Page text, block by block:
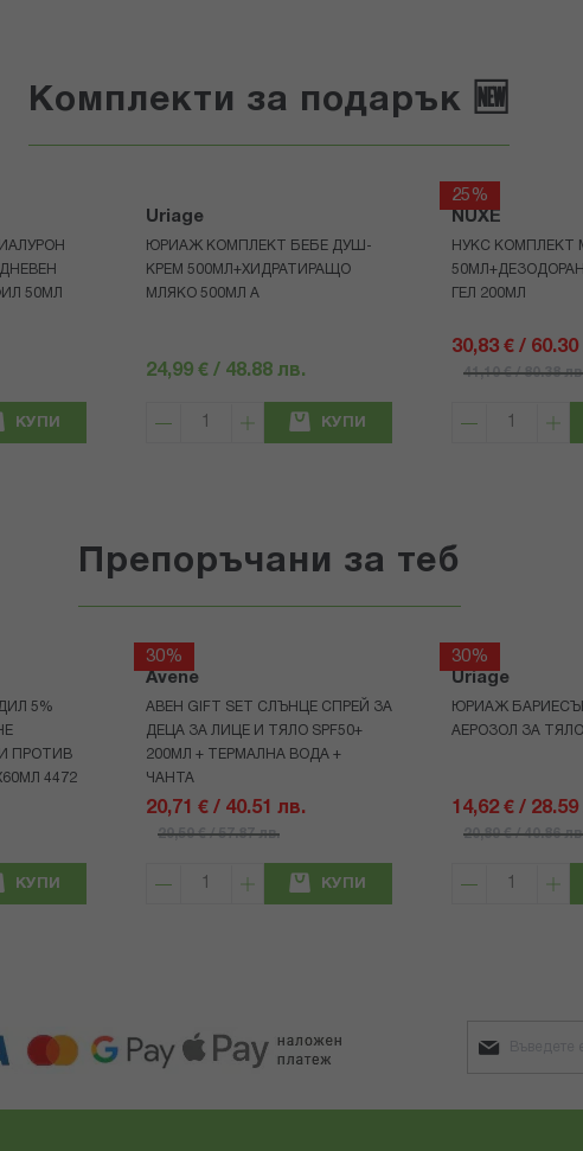
Комплекти за подарък 🆕
50МЛ
КУПИ
Uriage
ЮРИАЖ КОМПЛЕКТ БЕБЕ ДУШ-
КРЕМ 500МЛ+ХИДРАТИРАЩО
МЛЯКО 500МЛ A
24,99 € / 48.88 лв.
КУПИ
25%
NUXE
НУКС КОМПЛЕКТ
ГЕЛ 200МЛ
30,83 € / 60.30
41,10 € / 80.38
Препоръчани за теб
5%
ПРОТИВ
4472
КУПИ
30%
Avene
АВЕН GIFT SET СЛЪНЦЕ СПРЕЙ ЗА
ДЕЦА ЗА ЛИЦЕ И ТЯЛО SPF50+
200МЛ + ТЕРМАЛНА ВОДА +
ЧАНТА
20,71 € / 40.51 лв.
29,59 € / 57.87 лв.
КУПИ
30%
Uriage
ЮРИАЖ
АЕРОЗОЛ ЗА ТЯЛО
14,62 € / 28.59
20,89 € / 40.86